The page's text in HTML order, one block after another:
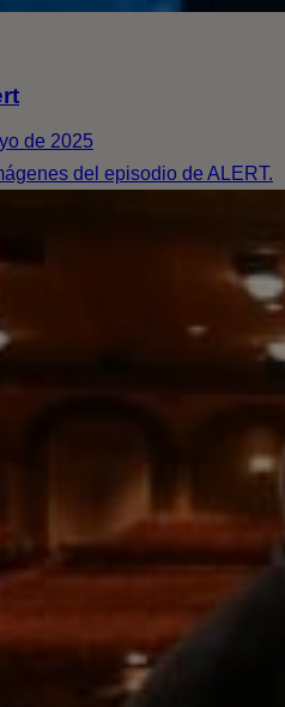
de 2025
del episodio de ALERT.